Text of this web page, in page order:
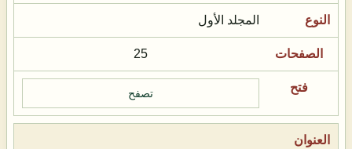
المجلد الأول
25
تصفح